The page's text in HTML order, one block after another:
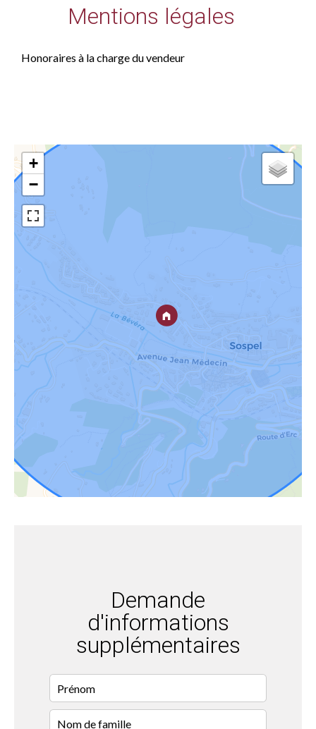
Mentions légales
Honoraires à la charge du vendeur
+
−
Demande
d'informations
supplémentaires